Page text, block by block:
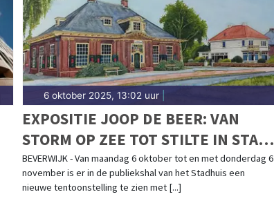
6 oktober 2025, 13:02 uur|
EXPOSITIE JOOP DE BEER: VAN
STORM OP ZEE TOT STILTE IN STAD
EN DORP
BEVERWIJK - Van maandag 6 oktober tot en met donderdag 6
november is er in de publiekshal van het Stadhuis een
nieuwe tentoonstelling te zien met [...]